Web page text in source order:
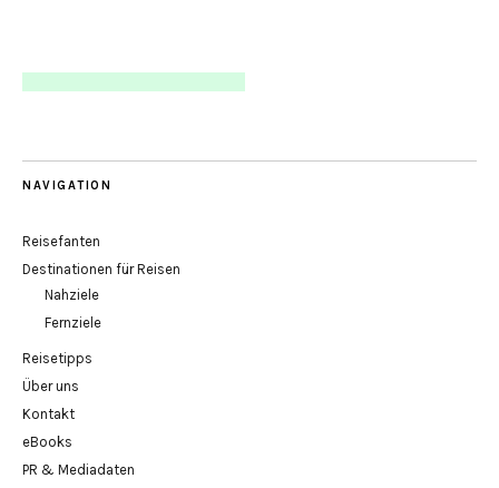
NAVIGATION
Reisefanten
Destinationen für Reisen
Nahziele
Fernziele
Reisetipps
Über uns
Kontakt
eBooks
PR & Mediadaten